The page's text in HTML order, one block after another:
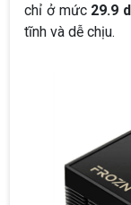
chỉ ở mức 29.9
tĩnh và dễ chịu.